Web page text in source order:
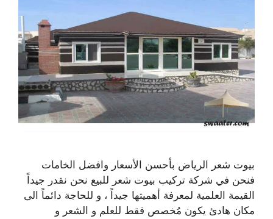
بيوت شعر الرياض بأحسن الأسعار وافضل الخامات
فنحن في شركة تركيب بيوت شعر للبيع نحن نقدر جيداً
القيمة العلمية لمعرفة أهميتها جيداً ، و للحاجة دائماً الى
مكان هادئ يكون مُخصص فقط للعلم و الشعر و